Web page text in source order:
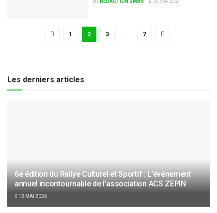
BY RÉDACTION SMBN 15 MAI 2021
1 2 3 … 7
Les derniers articles
6e édition du Rallye Culturel et Sportif : L’évènement
annuel incontournable de l’association ACS ZEPIN
12 MAI 2026